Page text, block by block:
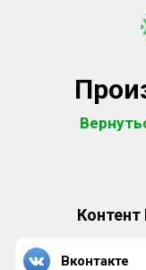
Контент
Вконтакте